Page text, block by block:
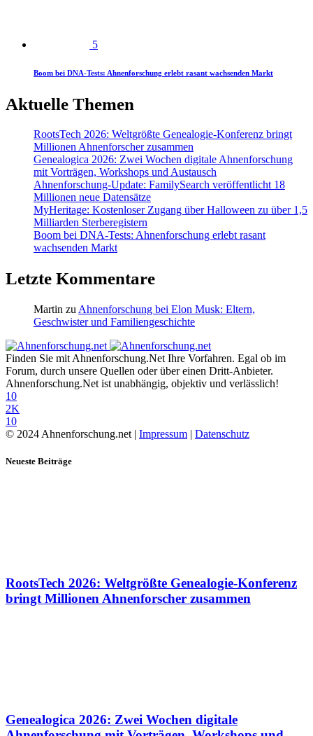
5
Boom bei DNA-Tests: Ahnenforschung erlebt rasant wachsenden Markt
Aktuelle Themen
RootsTech 2026: Weltgrößte Genealogie-Konferenz bringt
Millionen Ahnenforscher zusammen
Genealogica 2026: Zwei Wochen digitale Ahnenforschung
mit Vorträgen, Workshops und Austausch
Ahnenforschung-Update: FamilySearch veröffentlicht 18
Millionen neue Datensätze
MyHeritage: Kostenloser Zugang über Halloween zu über 1,5
Milliarden Sterberegistern
Boom bei DNA-Tests: Ahnenforschung erlebt rasant
wachsenden Markt
Letzte Kommentare
Martin zu Ahnenforschung bei Elon Musk: Eltern,
Geschwister und Familiengeschichte
Finden Sie mit Ahnenforschung.Net Ihre Vorfahren. Egal ob im
Forum, durch unsere Quellen oder über einen Dritt-Anbieter.
Ahnenforschung.Net ist unabhängig, objektiv und verlässlich!
10
2K
10
© 2024 Ahnenforschung.net | Impressum | Datenschutz
Neueste Beiträge
RootsTech 2026: Weltgrößte Genealogie-Konferenz
bringt Millionen Ahnenforscher zusammen
Genealogica 2026: Zwei Wochen digitale